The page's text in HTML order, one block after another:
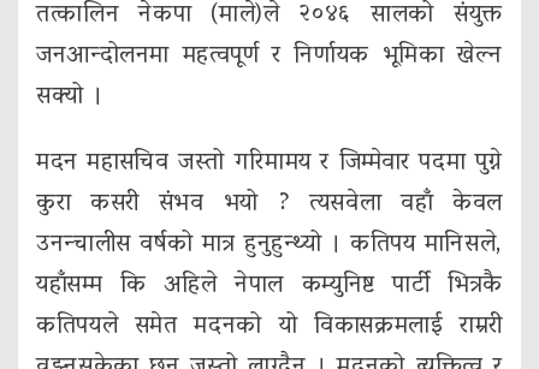
तत्कालिन नेकपा (माले)ले २०४६ सालको संयुक्त
जनआन्दोलनमा महत्वपूर्ण र निर्णायक भूमिका खेल्न
सक्यो ।
मदन महासचिव जस्तो गरिमामय र जिम्मेवार पदमा पुग्ने
कुरा कसरी संभव भयो ? त्यसवेला वहाँ केवल
उनन्चालीस वर्षको मात्र हुनुहुन्थ्यो । कतिपय मानिसले,
यहाँसम्म कि अहिले नेपाल कम्युनिष्ट पार्टी भित्रकै
कतिपयले समेत मदनको यो विकासक्रमलाई राम्ररी